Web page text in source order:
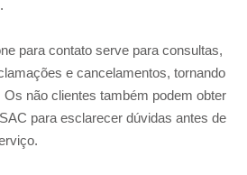
para contato serve para consultas,
e cancelamentos, tornando
não clientes também podem obter
para esclarecer dúvidas antes de